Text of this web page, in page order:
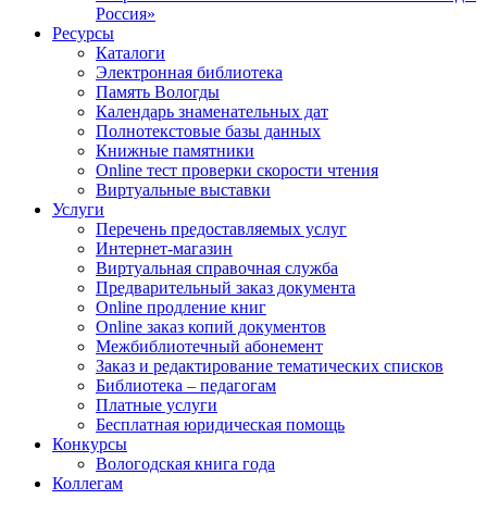
Россия»
Ресурсы
Каталоги
Электронная библиотека
Память Вологды
Календарь знаменательных дат
Полнотекстовые базы данных
Книжные памятники
Online тест проверки скорости чтения
Виртуальные выставки
Услуги
Перечень предоставляемых услуг
Интернет-магазин
Виртуальная справочная служба
Предварительный заказ документа
Online продление книг
Online заказ копий документов
Межбиблиотечный абонемент
Заказ и редактирование тематических списков
Библиотека – педагогам
Платные услуги
Бесплатная юридическая помощь
Конкурсы
Вологодская книга года
Коллегам